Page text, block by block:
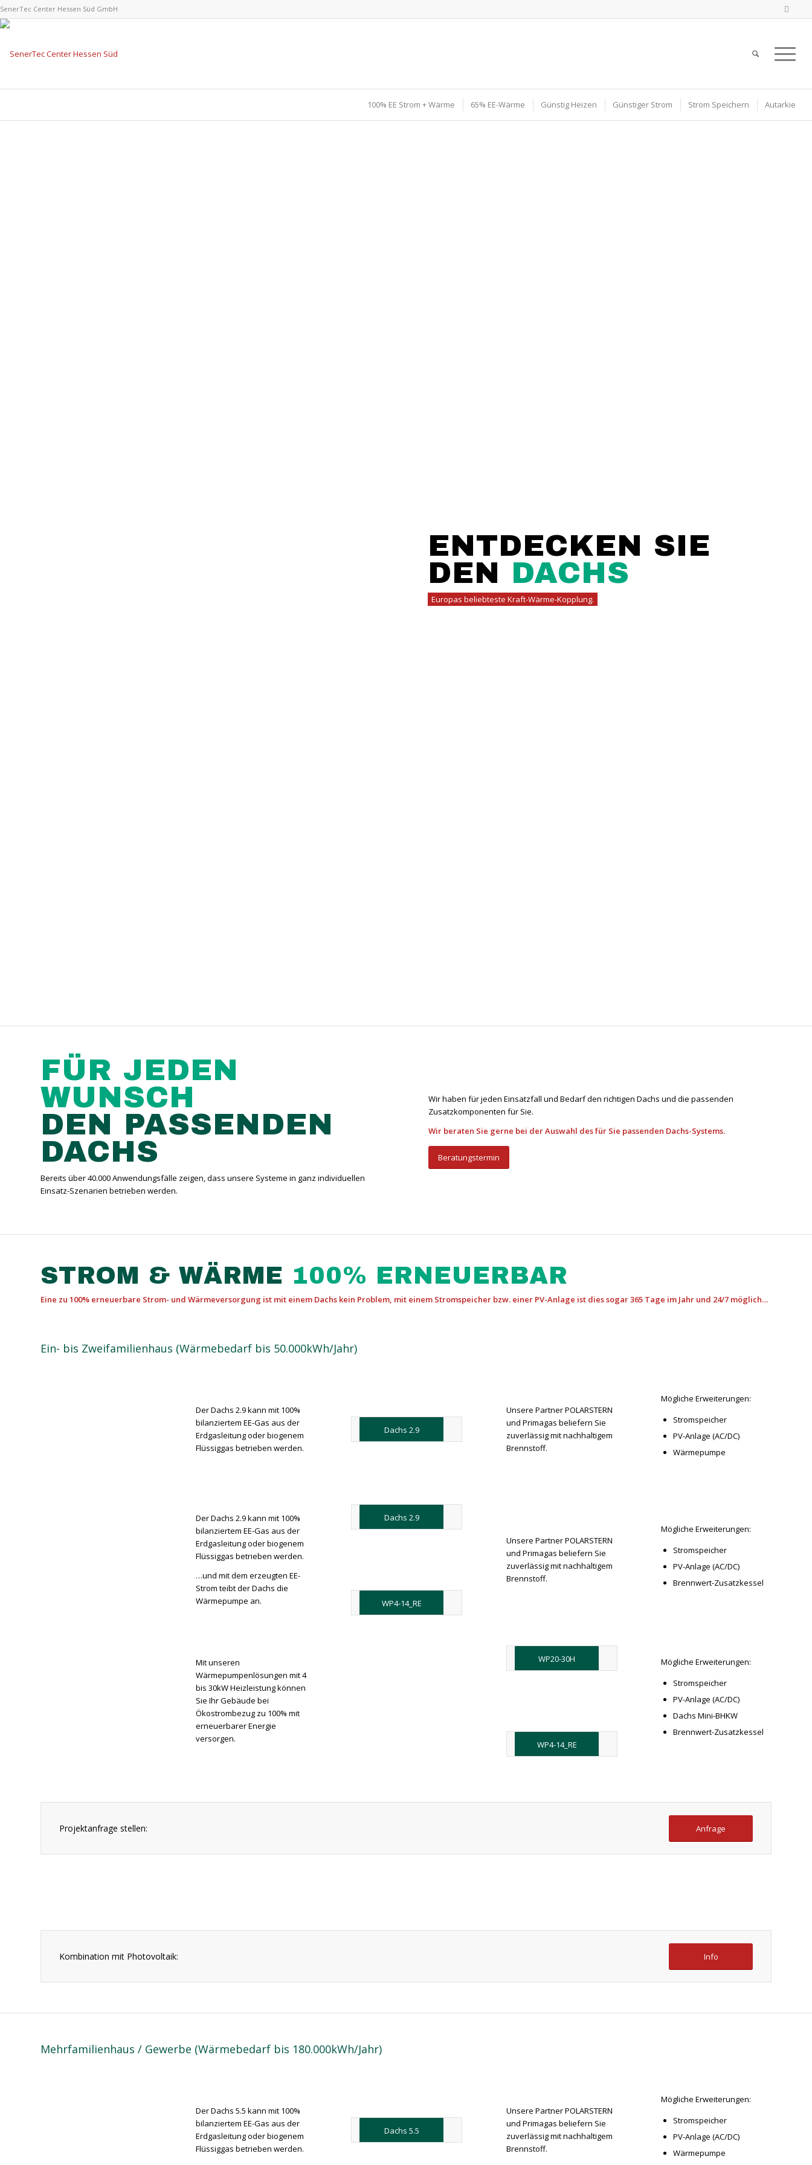
SenerTec Center Hessen Süd GmbH
100% EE Strom + Wärme 65% EE-Wärme Günstig Heizen Günstiger Strom Strom Speichern Autarkie
ENTDECKEN SIE
DEN DACHS
Europas beliebteste Kraft-Wärme-Kopplung.
FÜR JEDEN
WUNSCH
DEN PASSENDEN
DACHS
Bereits über 40.000 Anwendungsfälle zeigen, dass unsere Systeme in ganz individuellen
Einsatz-Szenarien betrieben werden.
Wir haben für jeden Einsatzfall und Bedarf den richtigen Dachs und die passenden
Zusatzkomponenten für Sie.
Wir beraten Sie gerne bei der Auswahl des für Sie passenden Dachs-Systems.
Beratungstermin
STROM & WÄRME 100% ERNEUERBAR
Eine zu 100% erneuerbare Strom- und Wärmeversorgung ist mit einem Dachs kein Problem, mit einem Stromspeicher bzw. einer PV-Anlage ist dies sogar 365 Tage im Jahr und 24/7 möglich…
Ein- bis Zweifamilienhaus (Wärmebedarf bis 50.000kWh/Jahr)
Der Dachs 2.9 kann mit 100%
bilanziertem EE-Gas aus der
Erdgasleitung oder biogenem
Flüssiggas betrieben werden.
Dachs 2.9
Unsere Partner POLARSTERN
und Primagas beliefern Sie
zuverlässig mit nachhaltigem
Brennstoff.
Mögliche Erweiterungen:
Stromspeicher
PV-Anlage (AC/DC)
Wärmepumpe
Der Dachs 2.9 kann mit 100%
bilanziertem EE-Gas aus der
Erdgasleitung oder biogenem
Flüssiggas betrieben werden.
…und mit dem erzeugten EE-
Strom teibt der Dachs die
Wärmepumpe an.
Dachs 2.9
WP4-14_RE
Unsere Partner POLARSTERN
und Primagas beliefern Sie
zuverlässig mit nachhaltigem
Brennstoff.
Mögliche Erweiterungen:
Stromspeicher
PV-Anlage (AC/DC)
Brennwert-Zusatzkessel
Mit unseren
Wärmepumpenlösungen mit 4
bis 30kW Heizleistung können
Sie Ihr Gebäude bei
Ökostrombezug zu 100% mit
erneuerbarer Energie
versorgen.
WP20-30H
WP4-14_RE
Mögliche Erweiterungen:
Stromspeicher
PV-Anlage (AC/DC)
Dachs Mini-BHKW
Brennwert-Zusatzkessel
Projektanfrage stellen: Anfrage
Kombination mit Photovoltaik: Info
Mehrfamilienhaus / Gewerbe (Wärmebedarf bis 180.000kWh/Jahr)
Der Dachs 5.5 kann mit 100%
bilanziertem EE-Gas aus der
Erdgasleitung oder biogenem
Flüssiggas betrieben werden.
Dachs 5.5
Unsere Partner POLARSTERN
und Primagas beliefern Sie
zuverlässig mit nachhaltigem
Brennstoff.
Mögliche Erweiterungen:
Stromspeicher
PV-Anlage (AC/DC)
Wärmepumpe